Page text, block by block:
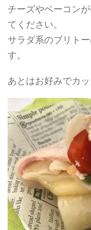
チーズやベーコン
てください。
サラダ系のブリト
す。
あとはお好みでカッ